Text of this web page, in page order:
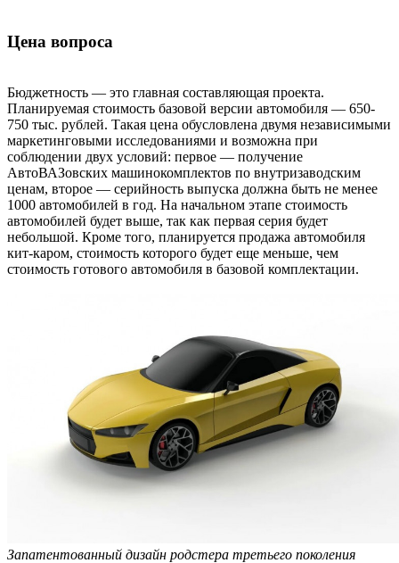
Цена вопроса
Бюджетность — это главная составляющая проекта.
Планируемая стоимость базовой версии автомобиля — 650-
750 тыс. рублей. Такая цена обусловлена двумя независимыми
маркетинговыми исследованиями и возможна при
соблюдении двух условий: первое — получение
АвтоВАЗовских машинокомплектов по внутризаводским
ценам, второе — серийность выпуска должна быть не менее
1000 автомобилей в год. На начальном этапе стоимость
автомобилей будет выше, так как первая серия будет
небольшой. Кроме того, планируется продажа автомобиля
кит-каром, стоимость которого будет еще меньше, чем
стоимость готового автомобиля в базовой комплектации.
Запатентованный дизайн родстера третьего поколения